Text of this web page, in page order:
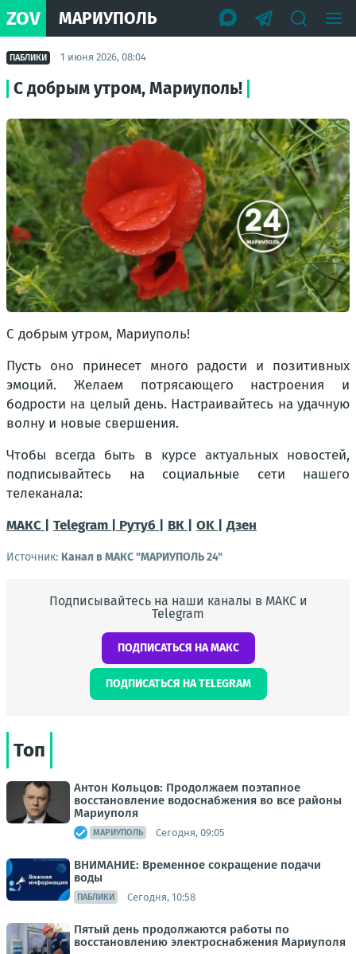
ZOV МАРИУПОЛЬ
ПАБЛИКИ 1 июня 2026, 08:04
С добрым утром, Мариуполь!
С добрым утром, Мариуполь!
Пусть оно принесет много радости и позитивных
эмоций. Желаем потрясающего настроения и
бодрости на целый день. Настраивайтесь на удачную
волну и новые свершения.
Чтобы всегда быть в курсе актуальных новостей,
подписывайтесь на социальные сети нашего
телеканала:
МАКС |
Telegram | Рутуб | ВК | OK | Дзен
Источник: Канал в МАКС "МАРИУПОЛЬ 24"
Подписывайтесь на наши каналы в МАКС и
Telegram
ПОДПИСАТЬСЯ НА МАКС
ПОДПИСАТЬСЯ НА TELEGRAM
Топ
Антон Кольцов: Продолжаем поэтапное
восстановление водоснабжения во все районы
Мариуполя
МАРИУПОЛЬ Сегодня, 09:05
ВНИМАНИЕ: Временное сокращение подачи
воды
ПАБЛИКИ Сегодня, 10:58
Пятый день продолжаются работы по
восстановлению электроснабжения Мариуполя